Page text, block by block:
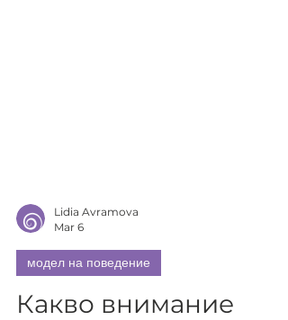
Lidia Avramova
Mar 6